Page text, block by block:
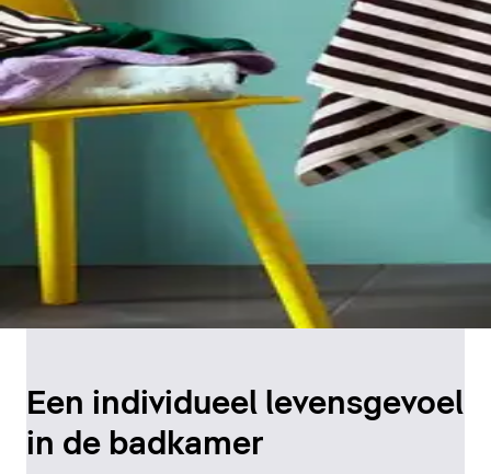
Een individueel levensgevoel
in de badkamer